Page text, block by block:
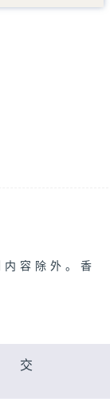
容除外。香
交